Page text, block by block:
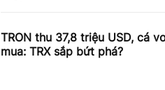
TRON thu 37,8 triệu USD, cá
mua: TRX sắp bứt phá?